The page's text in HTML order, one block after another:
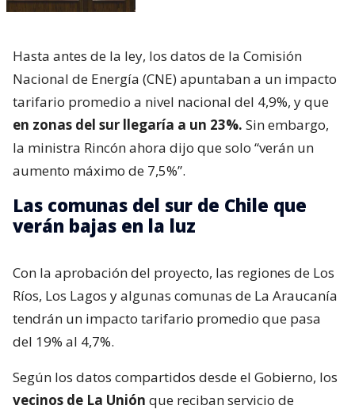
Hasta antes de la ley, los datos de la Comisión
Nacional de Energía (CNE) apuntaban a un impacto
tarifario promedio a nivel nacional del 4,9%, y que
en zonas del sur llegaría a un 23%. Sin embargo,
la ministra Rincón ahora dijo que solo “verán un
aumento máximo de 7,5%”.
Las comunas del sur de Chile que
verán bajas en la luz
Con la aprobación del proyecto, las regiones de Los
Ríos, Los Lagos y algunas comunas de La Araucanía
tendrán un impacto tarifario promedio que pasa
del 19% al 4,7%.
Según los datos compartidos desde el Gobierno, los
vecinos de La Unión que reciban servicio de